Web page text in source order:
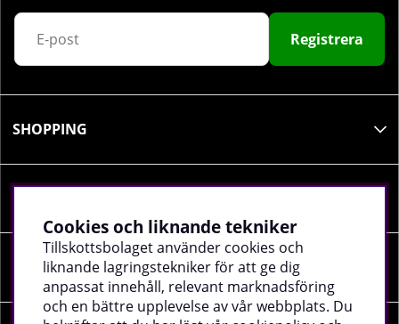
Registrera
SHOPPING
SOCIALA MEDIER
Cookies och liknande tekniker
Tillskottsbolaget använder cookies och
liknande lagringstekniker för att ge dig
anpassat innehåll, relevant marknadsföring
och en bättre upplevelse av vår webbplats. Du